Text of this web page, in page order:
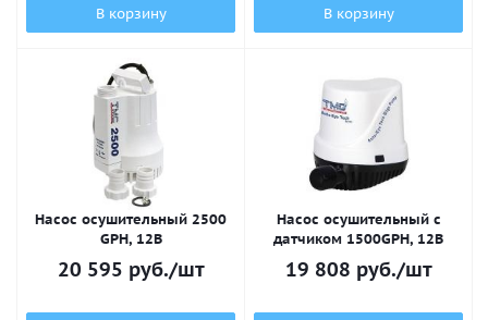
В корзину В корзину
Насос осушительный 2500
GPH, 12В
20 595 руб./шт
Насос осушительный с
датчиком 1500GPH, 12В
19 808 руб./шт